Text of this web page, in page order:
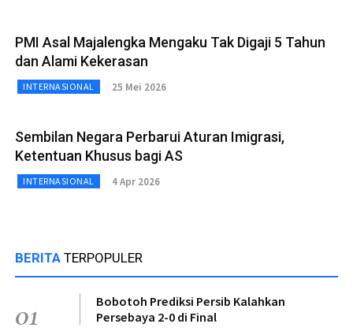
PMI Asal Majalengka Mengaku Tak Digaji 5 Tahun
dan Alami Kekerasan
INTERNASIONAL 25 Mei 2026
Sembilan Negara Perbarui Aturan Imigrasi,
Ketentuan Khusus bagi AS
INTERNASIONAL 4 Apr 2026
BERITA TERPOPULER
01
Bobotoh Prediksi Persib Kalahkan
Persebaya 2-0 di Final